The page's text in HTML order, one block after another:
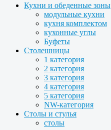
Кухни и обеденные зоны
модульные кухни
кухня комплектом
кухонные углы
Буфеты
Столешницы
1 категория
2 категория
3 категория
4 категория
5 категория
NW-категория
Столы и стулья
столы